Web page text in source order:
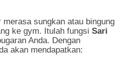
sungkan atau bingung
ke gym. Itulah fungsiSari
Anda. Dengan
akan mendapatkan: